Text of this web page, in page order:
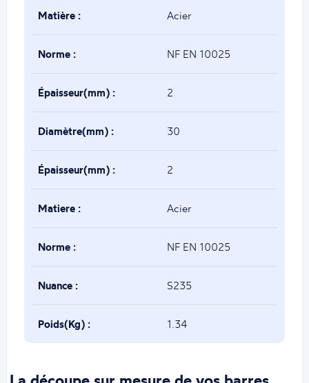
Matière : Acier
Norme : NF EN 10025
Épaisseur(mm) : 2
Diamètre(mm) : 30
Épaisseur(mm) : 2
Matiere : Acier
Norme : NF EN 10025
Nuance : S235
Poids(Kg) : 1.34